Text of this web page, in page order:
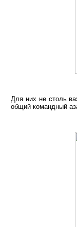
Для них не столь
общий командный